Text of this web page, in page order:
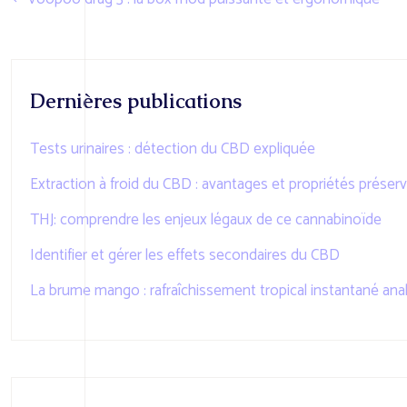
Dernières publications
Tests urinaires : détection du CBD expliquée
Extraction à froid du CBD : avantages et propriétés
THJ: comprendre les enjeux légaux de ce cannabinoïde
Identifier et gérer les effets secondaires du CBD
La brume mango : rafraîchissement tropical instantané